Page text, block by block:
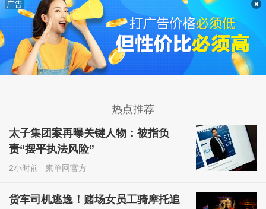
热点推荐
太子集团案再曝关键人物：被指负
责“摆平执法风险”
2小时前 柬单网官方
货车司机逃逸！赌场女员工骑摩托追